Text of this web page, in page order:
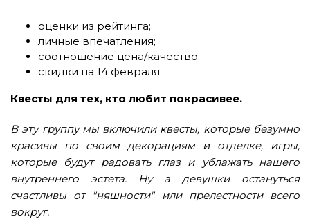
оценки из рейтинга;
личные впечатления;
соотношение цена/качество;
скидки на 14 февраля
Квесты для тех, кто любит покрасивее.
В эту группу мы включили квесты, которые безумно
красивы по своим декорациям и отделке, игры,
которые будут радовать глаз и ублажать нашего
внутреннего эстета. Ну а девушки остануться
счастливы от "няшности" или прелестности всего
вокруг.